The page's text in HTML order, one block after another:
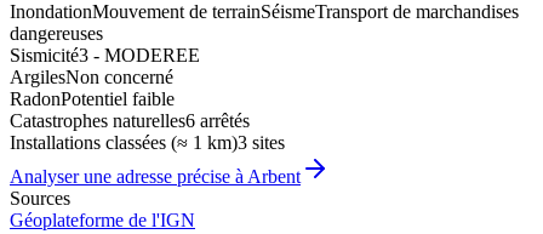
InondationMouvement de terrainSéismeTransport de marchandises
dangereuses
Sismicité3 - MODEREE
ArgilesNon concerné
RadonPotentiel faible
Catastrophes naturelles6 arrêtés
Installations classées (≈ 1 km)3 sites
Analyser une adresse précise à Arbent
Sources
Géoplateforme de l'IGN